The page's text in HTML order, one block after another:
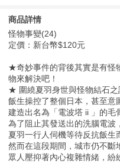
商品詳情
怪物事變(24)
定價：新台幣$120元
★奇妙事件的背後其實是有怪
物來解決吧！
★ 圍繞夏羽身世與怪物結石之
飯生操控了整個日本，甚至意
建造出名為「電波塔 ii 」的毛
為了阻止其發送出的洗腦電波，
夏羽一行人伺機等待反抗飯生
然而在這段期間，城市仍不斷
眾人壓抑著內心複雜情緒，紛